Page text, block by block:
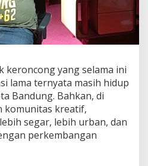
keroncong yang selama ini
lama ternyata masih hidup
Bandung. Bahkan, di
komunitas kreatif,
segar, lebih urban, dan
perkembangan